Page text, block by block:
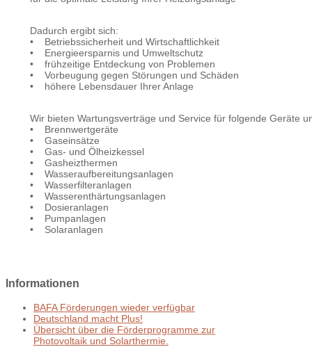
Dadurch ergibt sich:
• Betriebssicherheit und Wirtschaftlichkeit
• Energieersparnis und Umweltschutz
• frühzeitige Entdeckung von Problemen
• Vorbeugung gegen Störungen und Schäden
• höhere Lebensdauer Ihrer Anlage
Wir bieten Wartungsverträge und Service für folgende Geräte
• Brennwertgeräte
• Gaseinsätze
• Gas- und Ölheizkessel
• Gasheizthermen
• Wasseraufbereitungsanlagen
• Wasserfilteranlagen
• Wasserenthärtungsanlagen
• Dosieranlagen
• Pumpanlagen
• Solaranlagen
Informationen
BAFA Förderungen wieder verfügbar
Deutschland macht Plus!
Übersicht über die Förderprogramme zur
Photovoltaik und Solarthermie.